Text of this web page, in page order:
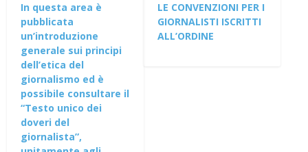
In questa area è
pubblicata
un’introduzione
generale sui principi
dell’etica del
giornalismo ed è
possibile consultare il
“Testo unico dei
doveri del
giornalista”,
LE CONVENZIONI PER I
GIORNALISTI ISCRITTI
ALL’ORDINE